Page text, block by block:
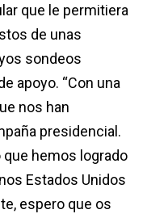
que le permitiera
de unas
sondeos
apoyo. “Con una
nos han
presidencial.
hemos logrado
Estados Unidos
espero que os